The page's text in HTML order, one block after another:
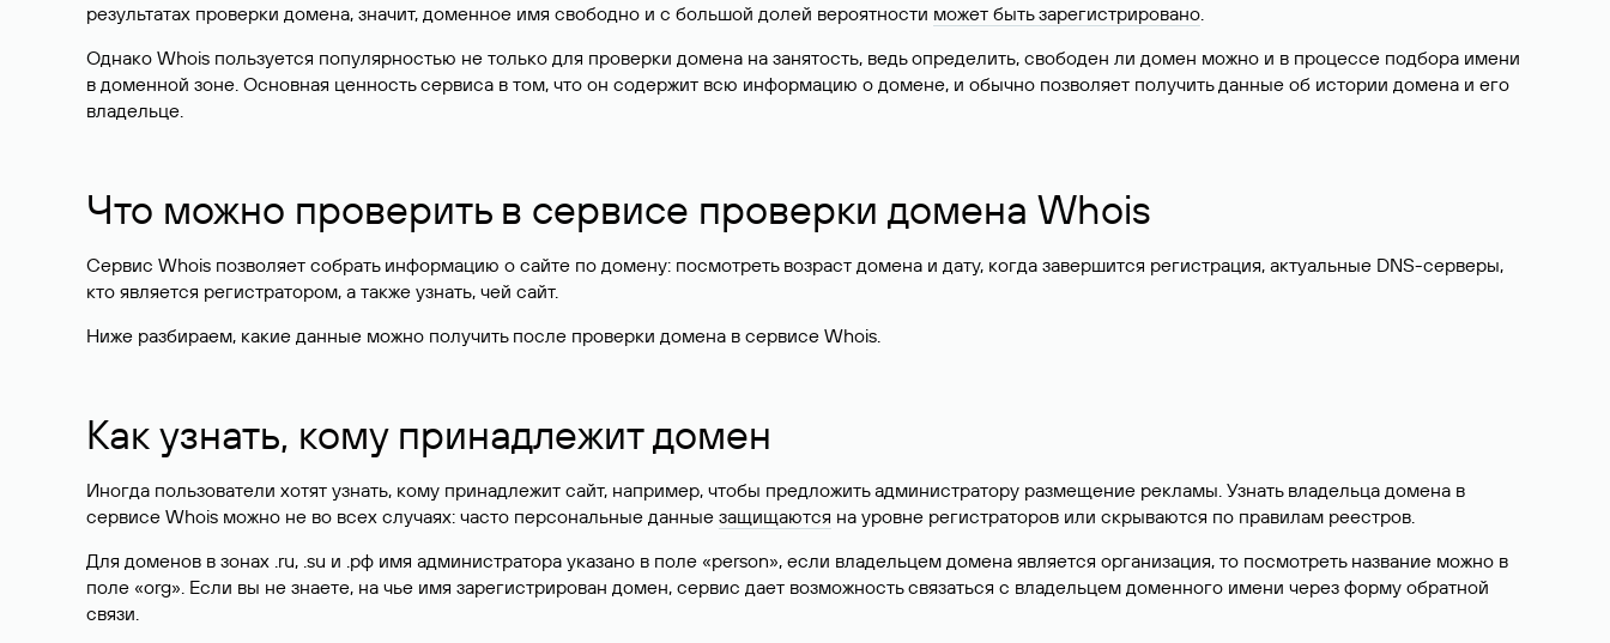
результатах проверки домена, значит, доменное имя свободно и с большой долей вероятности может быть зарегистрировано.
Однако Whois пользуется популярностью не только для проверки домена на занятость, ведь определить, свободен ли домен можно и в процессе подбора имени
в доменной зоне. Основная ценность сервиса в том, что он содержит всю информацию о домене, и обычно позволяет получить данные об истории домена и его
владельце.
Что можно проверить в сервисе проверки домена Whois
Сервис Whois позволяет собрать информацию о сайте по домену: посмотреть возраст домена и дату, когда завершится регистрация, актуальные DNS-серверы,
кто является регистратором, а также узнать, чей сайт.
Ниже разбираем, какие данные можно получить после проверки домена в сервисе Whois.
Как узнать, кому принадлежит домен
Иногда пользователи хотят узнать, кому принадлежит сайт, например, чтобы предложить администратору размещение рекламы. Узнать владельца домена в
сервисе Whois можно не во всех случаях: часто персональные данные защищаются на уровне регистраторов или скрываются по правилам реестров.
Для доменов в зонах .ru, .su и .рф имя администратора указано в поле «person», если владельцем домена является организация, то посмотреть название можно в
поле «org». Если вы не знаете, на чье имя зарегистрирован домен, сервис дает возможность связаться с владельцем доменного имени через форму обратной
связи.